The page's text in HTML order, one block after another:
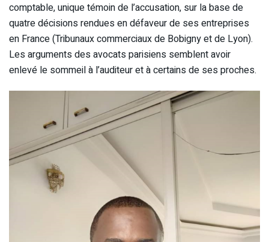
comptable, unique témoin de l’accusation, sur la base de
quatre décisions rendues en défaveur de ses entreprises
en France (Tribunaux commerciaux de Bobigny et de Lyon).
Les arguments des avocats parisiens semblent avoir
enlevé le sommeil à l’auditeur et à certains de ses proches.